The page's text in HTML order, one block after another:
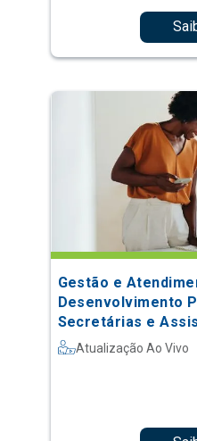
Gestão e
Desenvolvimento
Secretárias e
Atualização Ao Vivo